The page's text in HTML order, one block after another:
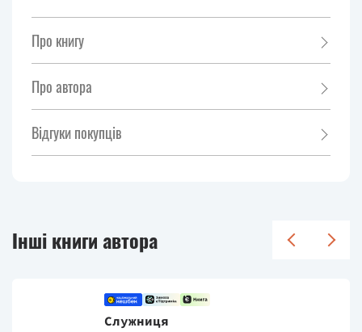
Про книгу
Про автора
Відгуки покупців
Інші книги автора
Служниця